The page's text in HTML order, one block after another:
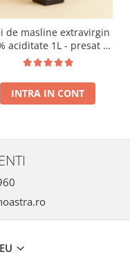
de masline extravirgin
aciditate 1L - presat la
rece RECOLTA NOUA
INTRA IN CONT